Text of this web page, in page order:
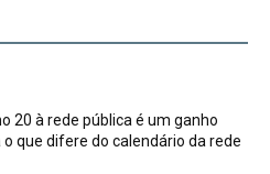
20 à rede pública é um ganho
que difere do calendário da rede